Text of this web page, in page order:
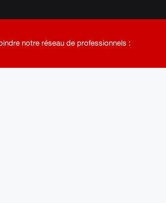
notre réseau de professionnels :